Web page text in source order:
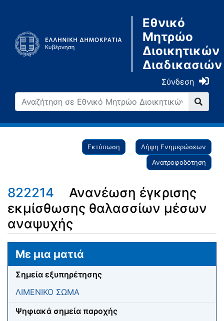
Εθνικό
Μητρώο
Διοικητικών
Διαδικασιών
Σύνδεση
Εκτύπωση
Λήψη Ενημερώσεων
Ανατροφοδότηση
822214
Ανανέωση έγκρισης
εκμίσθωσης θαλασσίων μέσων
αναψυχής
Μετάβαση σε: πλοήγηση
Με μια ματιά
Σημεία εξυπηρέτησης
ΛΙΜΕΝΙΚΟ ΣΩΜΑ
Ψηφιακά σημεία παροχής